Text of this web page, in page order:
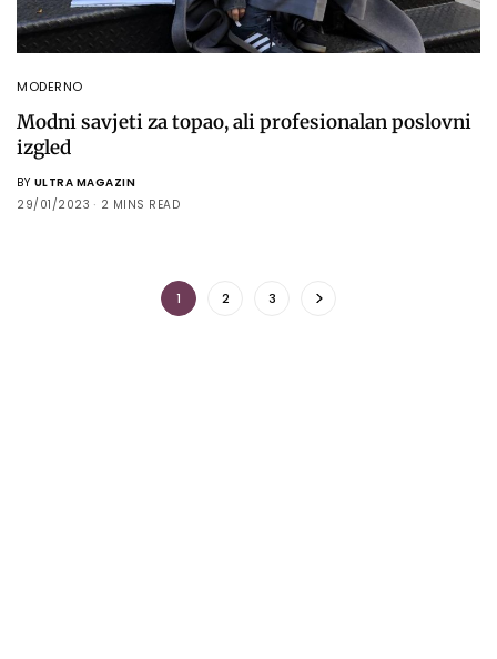
MODERNO
Modni savjeti za topao, ali profesionalan poslovni
izgled
BY ULTRA MAGAZIN
29/01/2023
2 MINS READ
1 2 3